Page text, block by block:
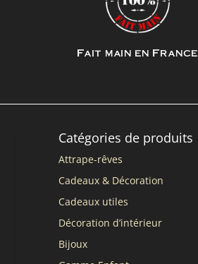
Fait main en France
Catégories de produits
Attrape-rêves
Cadeaux & Décoration
Cadeaux utiles
Décoration d’intérieur
Bijoux